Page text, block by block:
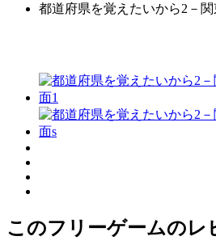
都道府県を覚えたいから2－
このフリーゲームのレ